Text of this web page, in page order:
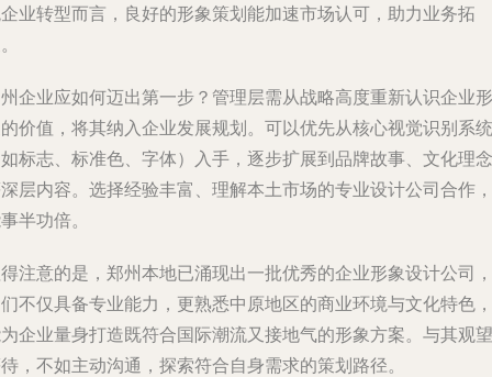
业转型而言，良好的形象策划能加速市场认可，助力业务拓
企业应如何迈出第一步？管理层需从战略高度重新认识企业形
价值，将其纳入企业发展规划。可以优先从核心视觉识别系统
标志、标准色、字体）入手，逐步扩展到品牌故事、文化理念
层内容。选择经验丰富、理解本土市场的专业设计公司合作，
半功倍。
注意的是，郑州本地已涌现出一批优秀的企业形象设计公司，
不仅具备专业能力，更熟悉中原地区的商业环境与文化特色，
企业量身打造既符合国际潮流又接地气的形象方案。与其观望
，不如主动沟通，探索符合自身需求的策划路径。